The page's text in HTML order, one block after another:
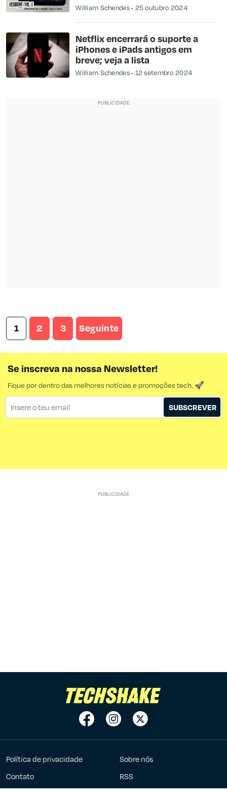
William Schendes 25 outubro 2024
Netflix encerrará o suporte a
iPhones e iPads antigos em
breve; veja a lista
William Schendes 12 setembro 2024
1 2 3 Seguinte
Se inscreva na nossa Newsletter!
Fique por dentro das melhores notícias e promoções tech. 🚀
SUBSCREVER
Política de privacidade
Sobre nós
Contato
RSS